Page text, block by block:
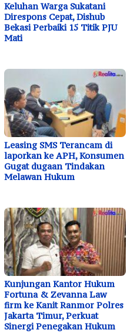
Keluhan Warga Sukatani
Direspons Cepat, Dishub
Bekasi Perbaiki 15 Titik PJU
Mati
Leasing SMS Terancam di
laporkan ke APH, Konsumen
Gugat dugaan Tindakan
Melawan Hukum
Kunjungan Kantor Hukum
Fortuna & Zevanna Law
firm ke Kanit Ranmor Polres
Jakarta Timur, Perkuat
Sinergi Penegakan Hukum